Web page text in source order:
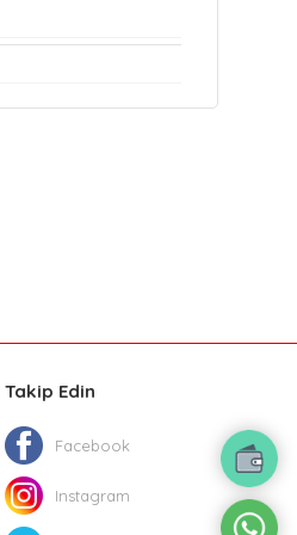
Takip Edin
Facebook
Instagram